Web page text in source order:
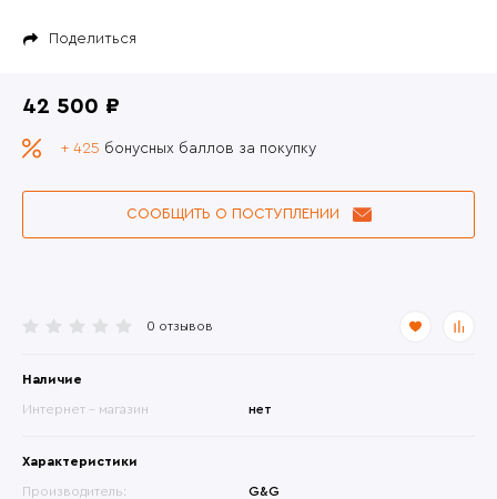
Поделиться
0 отзывов
Наличие
Интернет - магазин нет
Характеристики
Производитель:
G&G
42 500 ₽
+ 425 бонусных баллов за покупку
СООБЩИТЬ О ПОСТУПЛЕНИИ